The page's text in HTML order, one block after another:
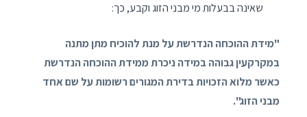
שאינה בבעלות מי מבני הזוג וקבע, כך:
"מידת ההוכחה הנדרשת על מנת להוכיח מתן מתנה
במקרקעין גבוהה במידה ניכרת ממידת ההוכחה הנדרשת
כאשר מלוא הזכויות בדירת המגורים רשומות על שם אחד
מבני הזוג".